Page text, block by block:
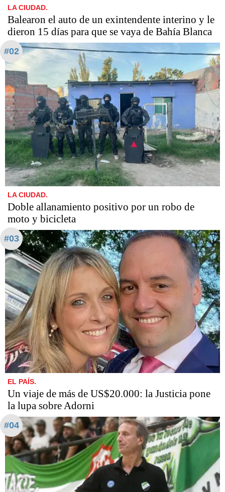
LA CIUDAD.
Balearon el auto de un exintendente interino y le
dieron 15 días para que se vaya de Bahía Blanca
#02
LA CIUDAD.
Doble allanamiento positivo por un robo de
moto y bicicleta
#03
EL PAÍS.
Un viaje de más de US$20.000: la Justicia pone
la lupa sobre Adorni
#04